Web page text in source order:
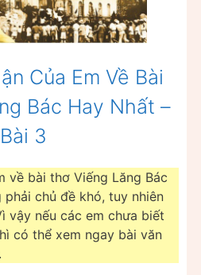
Của Em Về Bài
Bác Hay Nhất –
Bài 3
về bài thơ Viếng Lăng Bác
phải chủ đề khó, tuy nhiên
vậy nếu các em chưa biết
có thể xem ngay bài văn